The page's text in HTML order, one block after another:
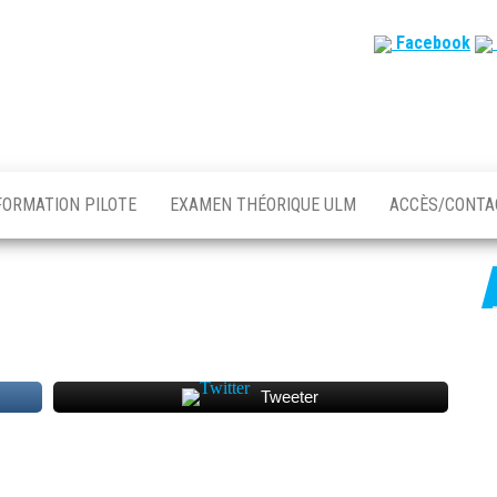
Facebook
PILOTE EXAMEN THÉORIQUE ULM ACCÈS/
Tweeter